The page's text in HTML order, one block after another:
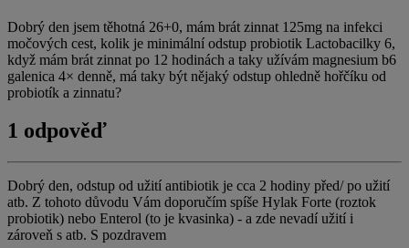
Dobrý den jsem těhotná 26+0, mám brát zinnat 125mg na infekci
močových cest, kolik je minimální odstup probiotik Lactobacilky 6,
když mám brát zinnat po 12 hodinách a taky užívám magnesium b6
galenica 4× denně, má taky být nějaký odstup ohledně hořčíku od
probiotík a zinnatu?
1 odpověď
Dobrý den, odstup od užití antibiotik je cca 2 hodiny před/ po užití
atb. Z tohoto důvodu Vám doporučím spíše Hylak Forte (roztok
probiotik) nebo Enterol (to je kvasinka) - a zde nevadí užití i
zároveň s atb. S pozdravem